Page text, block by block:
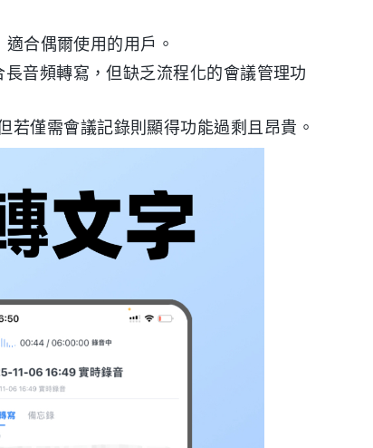
合偶爾使用的用戶。
音頻轉寫，但缺乏流程化的會議管理功
若僅需會議記錄則顯得功能過剩且昂貴。